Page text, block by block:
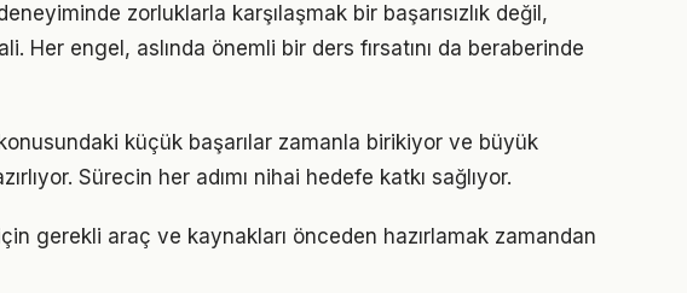
zorluklarla karşılaşmak bir başarısızlık değil,
Her engel, aslında önemli bir ders fırsatını da beraberinde
küçük başarılar zamanla birikiyor ve büyük
Sürecin her adımı nihai hedefe katkı sağlıyor.
gerekli araç ve kaynakları önceden hazırlamak zamandan